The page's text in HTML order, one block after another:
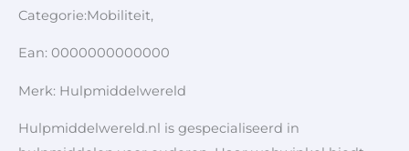
Categorie:Mobiliteit,
Ean: 0000000000000
Merk: Hulpmiddelwereld
Hulpmiddelwereld.nl is gespecialiseerd in